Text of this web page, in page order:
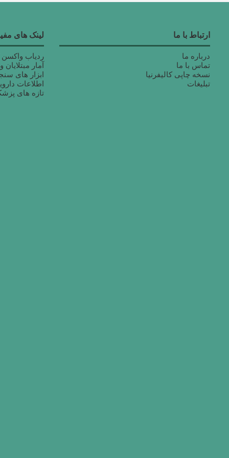
ارتباط با ما
درباره ما
تماس با ما
نسخه چاپی کالیفرنیا
تبلیغات
لینک های
ردیاب واکسن
آمار
ابزار های
اطلاعات
تازه های